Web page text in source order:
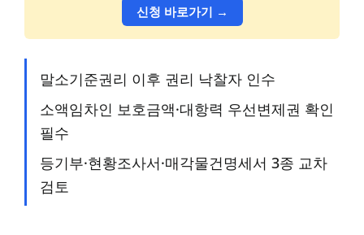
신청 바로가기 →
말소기준권리 이후 권리 낙찰자 인수
소액임차인 보호금액·대항력 우선변제권 확인
필수
등기부·현황조사서·매각물건명세서 3종 교차
검토